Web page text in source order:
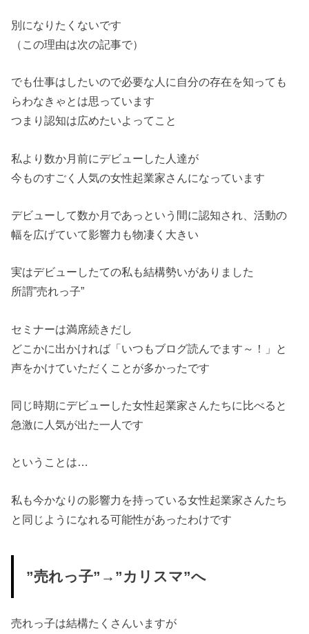
別になりたくないです
（この理由は次の記事で）
でも仕事はしたいので必要な人に自分の存在を知っても
らわなきゃとは思っています
つまり認知は広めたいよってこと
私より数か月前にデビューした人達が
今ものすごく人気の女性起業家さんになっています
デビューして数か月であっという間に認知され、活動の
幅を広げていて影響力も物凄く大きい
実はデビューしたての私も結構勢いがありました
所謂”売れっ子”
セミナーは満席続きだし
どこかに出かければ「いつもブログ読んでます～！」と
声をかけていただくことが多かったです
同じ時期にデビューした女性起業家さんたちに比べると
急激に人気が出た一人です
ということは…
私も今かなりの影響力を持っている女性起業家さんたち
と同じようになれる可能性があったわけです
”売れっ子”→”カリスマ”へ
売れっ子は結構たくさんいますが